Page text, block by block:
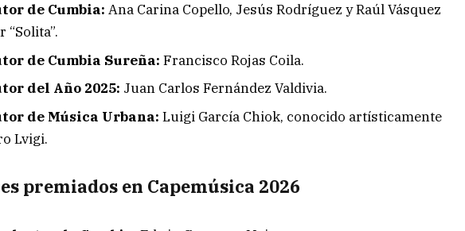
de Cumbia: Ana Carina Copello, Jesús Rodríguez y Raúl Vásquez
“Solita”.
de Cumbia Sureña: Francisco Rojas Coila.
del Año 2025: Juan Carlos Fernández Valdivia.
de Música Urbana: Luigi García Chiok, conocido artísticamente
Lvigi.
premiados en Capemúsica 2026